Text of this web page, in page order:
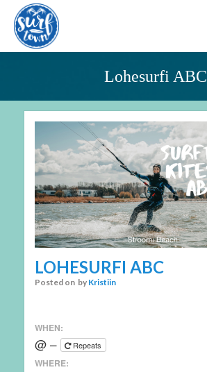
Lohesurfi ABC
LOHESURFI ABC
Posted on by Kristiin
WHEN:
@ – Repeats
WHERE: